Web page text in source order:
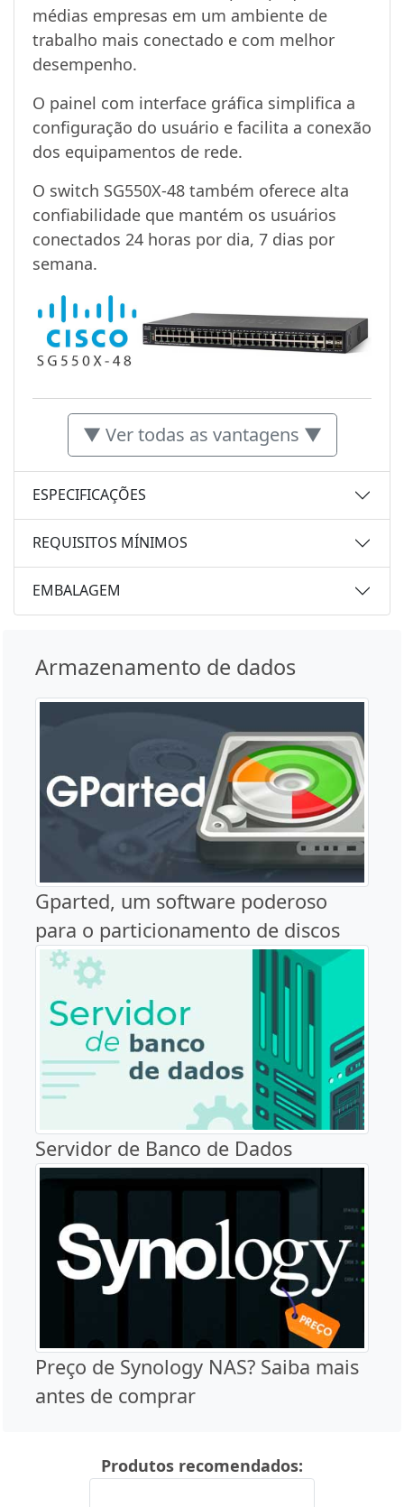
médias empresas em um ambiente de
trabalho mais conectado e com melhor
desempenho.
O painel com interface gráfica simplifica a
configuração do usuário e facilita a conexão
dos equipamentos de rede.
O switch SG550X-48 também oferece alta
confiabilidade que mantém os usuários
conectados 24 horas por dia, 7 dias por
semana.
▼ Ver todas as vantagens ▼
ESPECIFICAÇÕES
REQUISITOS MÍNIMOS
EMBALAGEM
Armazenamento de dados
Gparted, um software poderoso
para o particionamento de discos
Servidor de Banco de Dados
Preço de Synology NAS? Saiba mais
antes de comprar
Produtos recomendados: